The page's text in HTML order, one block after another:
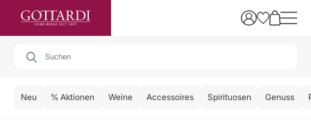
Neu % Aktionen Weine Accessoires Spirituosen Genuss